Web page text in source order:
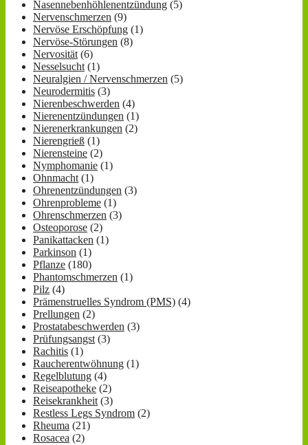
Nasennebenhöhlenentzündung (5)
Nervenschmerzen (9)
Nervöse Erschöpfung (1)
Nervöse-Störungen (8)
Nervosität(6)
Nesselsucht(1)
Neuralgien / Nervenschmerzen (5)
Neurodermitis (3)
Nierenbeschwerden (4)
Nierenentzündungen (1)
Nierenerkrankungen (2)
Nierengrieß (1)
Nierensteine (2)
Nymphomanie (1)
Ohnmacht(1)
Ohrenentzündungen (3)
Ohrenprobleme (1)
Ohrenschmerzen (3)
Osteoporose (2)
Panikattacken (1)
Parkinson (1)
Pflanze (180)
Phantomschmerzen (1)
Pilz (4)
Prämenstruelles Syndrom (PMS) (4)
Prellungen (2)
Prostatabeschwerden (3)
Prüfungsangst(3)
Rachitis (1)
Raucherentwöhnung (1)
Regelblutung (4)
Reiseapotheke (2)
Reisekrankheit(3)
Restless Legs Syndrom (2)
Rheuma (21)
Rosacea (2)